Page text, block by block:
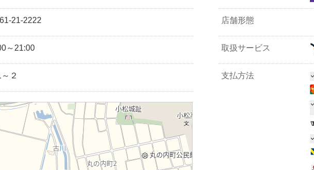
21-2222
～21:00
２
店舗形態
取扱サービス
支払方法